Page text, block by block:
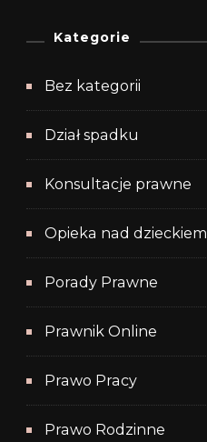
Kategorie
Bez kategorii
Dział spadku
Konsultacje prawne
Opieka nad dzieckiem
Porady Prawne
Prawnik Online
Prawo Pracy
Prawo Rodzinne